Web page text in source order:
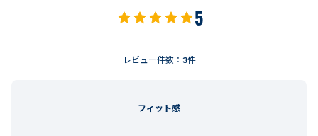
5
レビュー件数： 3件
フィット感